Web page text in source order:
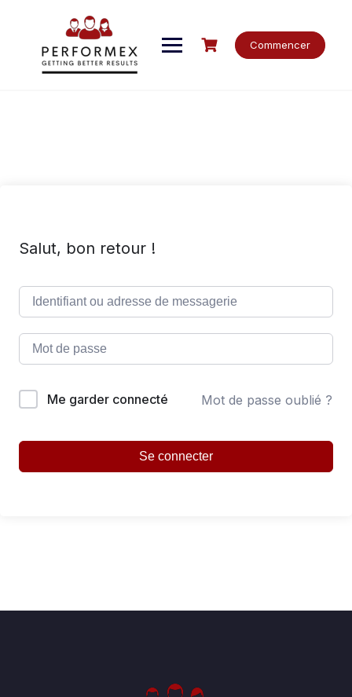
Commencer
Salut, bon retour !
Me garder connecté Mot de passe oublié ?
Se connecter